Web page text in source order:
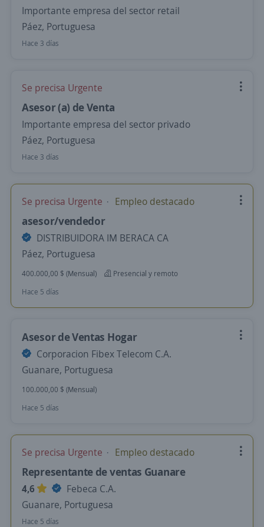
Importante empresa del sector retail
Páez, Portuguesa
Hace 3 días
Se precisa Urgente
Asesor (a) de Venta
Importante empresa del sector privado
Páez, Portuguesa
Hace 3 días
Se precisa Urgente Empleo destacado
asesor/vendedor
DISTRIBUIDORA IM BERACA CA
Páez, Portuguesa
400.000,00 $ (Mensual)
Presencial y remoto
Hace 5 días
Asesor de Ventas Hogar
Corporacion Fibex Telecom C.A.
Guanare, Portuguesa
100.000,00 $ (Mensual)
Hace 5 días
Se precisa Urgente Empleo destacado
Representante de ventas Guanare
4,6
Febeca C.A.
Guanare, Portuguesa
Hace 5 días